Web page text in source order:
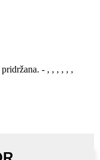
- , , , , , ,